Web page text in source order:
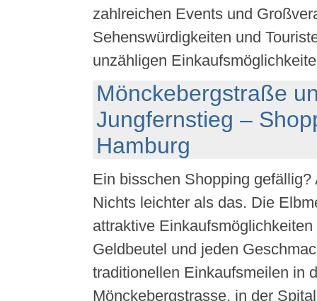
zahlreichen Events und
Sehenswürdigkeiten und
unzähligen
Mönckebergstraße
Jungfernstieg –
Hamburg
Ein bisschen Shopping gefällig?
Nichts leichter als das. Die
attraktive
Geldbeutel und jeden
traditionellen Einkaufsmeilen in
Mönckebergstrasse, in der